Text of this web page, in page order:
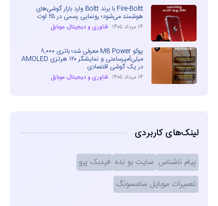
Fire-Boltt با برند Boltt وارد بازار گوشی‌های
هوشمند می‌شود؛ رونمایی رسمی در ۲۵ اوت
۱۴ مرداد ۱۴۰۵ فناوری و دیجیتال، موبایل
پوکو M8 Power معرفی شد؛ باتری ۸,۰۰۰
میلی‌آمپرساعتی و نمایشگر ۱۲۰ هرتزی AMOLED
در یک گوشی اقتصادی
۱۴ مرداد ۱۴۰۵ فناوری و دیجیتال، موبایل
لینک‌های کاربردی
پیام ناشناس سایت بو نده فیدبک پرو
تعمیرات موبایل سامسونگ